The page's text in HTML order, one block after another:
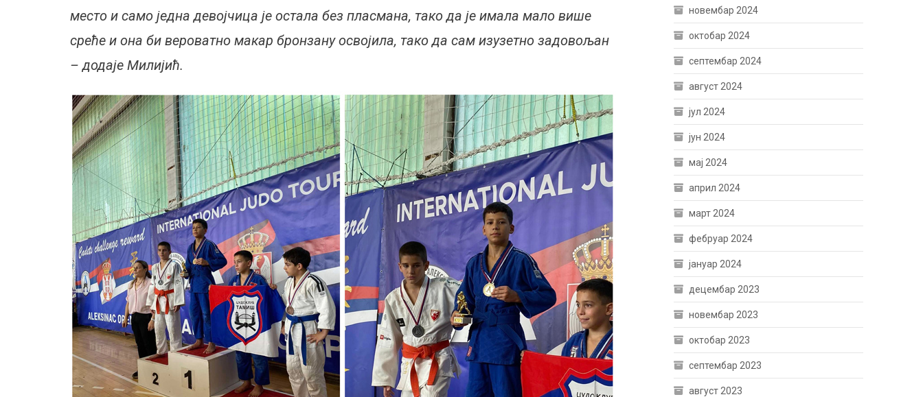
место и само једна девојчица је остала без пласмана, тако да је имала мало више
среће и она би вероватно макар бронзану освојила, тако да сам изузетно задовољан
– додаје Милијић.
новембар 2024
октобар 2024
септембар 2024
август 2024
јул 2024
јун 2024
мај 2024
април 2024
март 2024
фебруар 2024
јануар 2024
децембар 2023
новембар 2023
октобар 2023
септембар 2023
август 2023